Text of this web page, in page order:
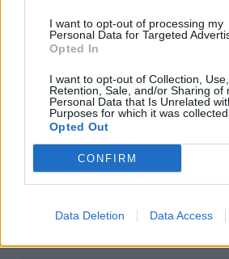
I want to opt-out of processing my
Personal Data for Targeted
Opted In
I want to opt-out of Collection, Use,
Retention, Sale, and/or Sharing of
Personal Data that Is Unrelated
Purposes for which it was collected.
Opted Out
CONFIRM
Data Deletion Data Access
Ο νεότερος κάτοχος διαρκείας του
Χάντερ Μπάιντεν: Αποκάλυψε ότι ο
του, Τζο Μπάιντεν, έχει κάνει
Καύσωνας και ξηρασία "χτυπούν"
και στην Κρήτη
Επίδομα 150 ευρώ ανά παιδί: Ποιοι